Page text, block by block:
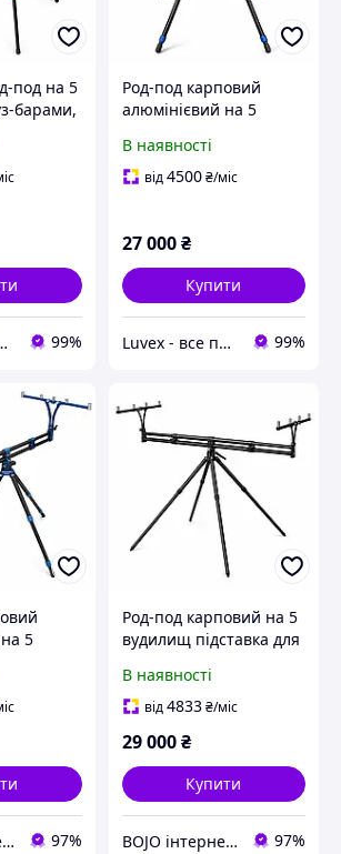
под на 5
барами,
одному місці 99%
Род-под карповий
алюмінієвий на 5
телескопічними
ніжками, 10 рогачами
В наявності
від4500₴/міс
27 000₴
Купити
Luvex - все потрібне в одному місці 99%
5
BOJO інтернет-магазин 97%
Род-под карповий на 5
вудилищ підставка для
риболовлі з буз-барами
рогачами та чохлом
В наявності
від4833₴/міс
29 000₴
Купити
BOJO інтернет-магазин 97%